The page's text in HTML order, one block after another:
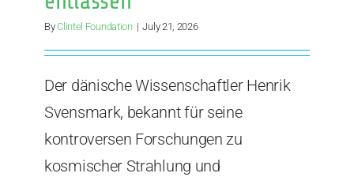
ByClintel Foundation | July 21, 2026
Der dänische Wissenschaftler Henrik
Svensmark, bekannt für seine
kontroversen Forschungen zu
kosmischer Strahlung und